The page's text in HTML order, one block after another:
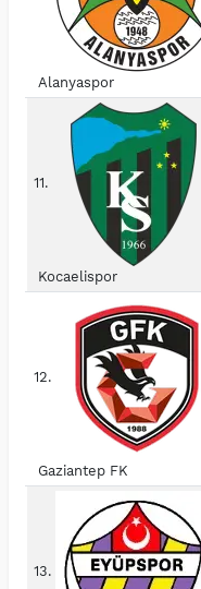
Alanyaspor
11.
Kocaelispor
12.
Gaziantep FK
13.